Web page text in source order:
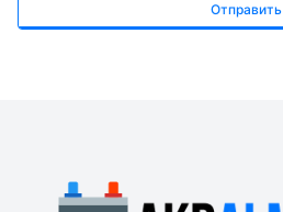
Отправить